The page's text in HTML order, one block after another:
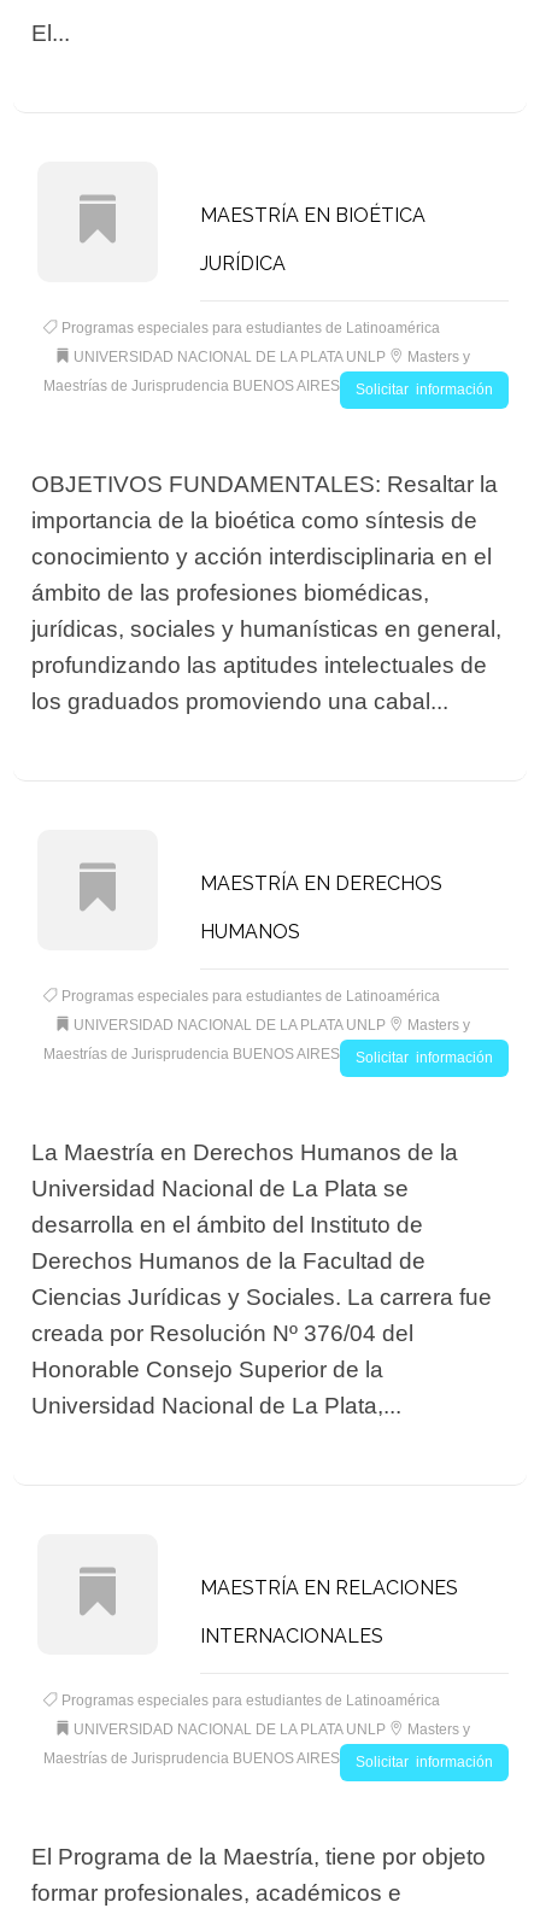
El...
MAESTRÍA EN BIOÉTICA
JURÍDICA
Programas especiales para estudiantes de Latinoamérica
UNIVERSIDAD NACIONAL DE LA PLATA UNLP
Masters y
Maestrías de Jurisprudencia BUENOS AIRES
Solicitar información
OBJETIVOS FUNDAMENTALES: Resaltar la
importancia de la bioética como síntesis de
conocimiento y acción interdisciplinaria en el
ámbito de las profesiones biomédicas,
jurídicas, sociales y humanísticas en general,
profundizando las aptitudes intelectuales de
los graduados promoviendo una cabal...
MAESTRÍA EN DERECHOS
HUMANOS
Programas especiales para estudiantes de Latinoamérica
UNIVERSIDAD NACIONAL DE LA PLATA UNLP
Masters y
Maestrías de Jurisprudencia BUENOS AIRES
Solicitar información
La Maestría en Derechos Humanos de la
Universidad Nacional de La Plata se
desarrolla en el ámbito del Instituto de
Derechos Humanos de la Facultad de
Ciencias Jurídicas y Sociales. La carrera fue
creada por Resolución Nº 376/04 del
Honorable Consejo Superior de la
Universidad Nacional de La Plata,...
MAESTRÍA EN RELACIONES
INTERNACIONALES
Programas especiales para estudiantes de Latinoamérica
UNIVERSIDAD NACIONAL DE LA PLATA UNLP
Masters y
Maestrías de Jurisprudencia BUENOS AIRES
Solicitar información
El Programa de la Maestría, tiene por objeto
formar profesionales, académicos e